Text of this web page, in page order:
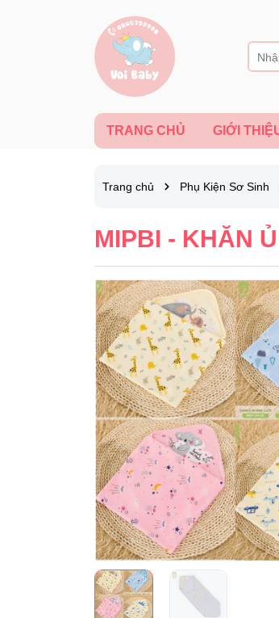
TRANG CHỦ GIỚI
Trang chủ Phụ Kiện Sơ Sinh
MIPBI - KHĂN